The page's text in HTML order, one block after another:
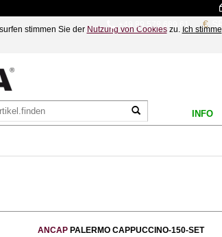
stimmen Sie der Nutzung von Cookieszu. Ich stimme
+49 89 578 689 61
INFO
ANCAP PALERMO CAPPUCCINO-150-SET